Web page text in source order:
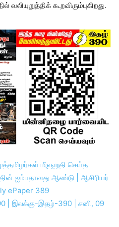
கூறவிரும்புகிறது.
மீளுறுதி செய்த
ஐம்பதாவது ஆண்டு | ஆசிரியர்
ePaper 389
| இலக்கு-இதழ்-390 | சனி, 09